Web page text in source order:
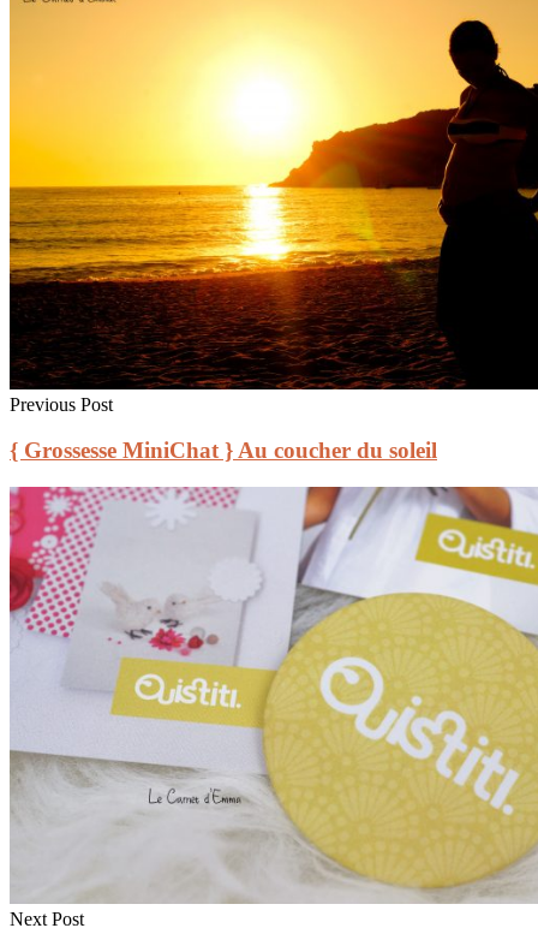
Previous Post
{ Grossesse MiniChat } Au coucher du soleil
Next Post